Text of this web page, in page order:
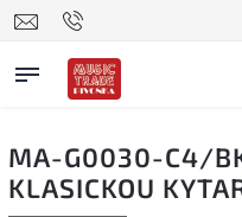
MA-G0030-C4/
KLASICKOU